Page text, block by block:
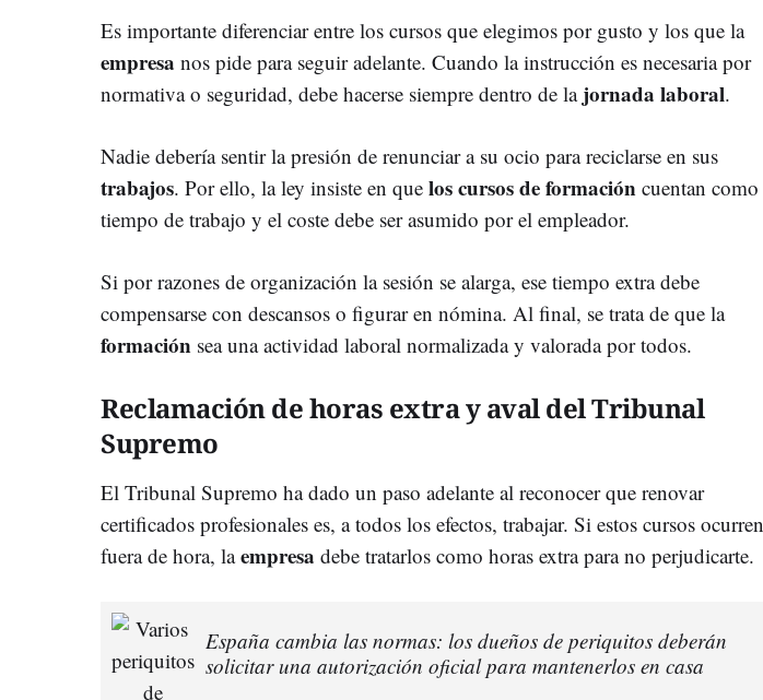
Es importante diferenciar entre los cursos que elegimos por gusto y los que la
empresa nos pide para seguir adelante. Cuando la instrucción es necesaria por
normativa o seguridad, debe hacerse siempre dentro de la jornada laboral.
Nadie debería sentir la presión de renunciar a su ocio para reciclarse en sus
trabajos. Por ello, la ley insiste en que los cursos de formación cuentan como
tiempo de trabajo y el coste debe ser asumido por el empleador.
Si por razones de organización la sesión se alarga, ese tiempo extra debe
compensarse con descansos o figurar en nómina. Al final, se trata de que la
formación sea una actividad laboral normalizada y valorada por todos.
Reclamación de horas extra y aval del Tribunal
Supremo
El Tribunal Supremo ha dado un paso adelante al reconocer que renovar
certificados profesionales es, a todos los efectos, trabajar. Si estos cursos ocurren
fuera de hora, laempresa debe tratarlos como horas extra para no perjudicarte.
España cambia las normas: los dueños de periquitos deberán
solicitar una autorización oficial para mantenerlos en casa